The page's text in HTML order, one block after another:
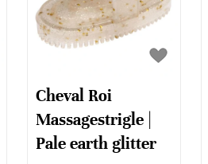
Cheval Roi
Massagestrigle |
Pale earth glitter